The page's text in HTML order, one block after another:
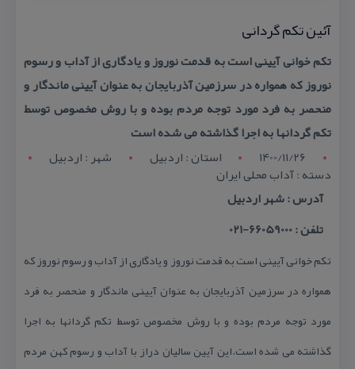
آئین تكم گردانی
تكم خوانی آیینی است به قدمت نوروز و یادگاری از آداب و رسوم
نوروز كه همواره در سرزمین آذربایجان به عنوان آیینی ماندگار و
منحصر به فرد مورد توجه مردم بوده و با روش مخصوص توسط
تكم گردانها به اجرا گذاشته می شده است
1400/11/26
استان : اردبيل شهر : اردبيل
دسته : آداب محلی ایران
آدرس : شهر اردبیل
تلفن : 66059000-021
تكم خوانی آیینی است به قدمت نوروز و یادگاری از آداب و رسوم نوروز كه
همواره در سرزمین آذربایجان به عنوان آیینی ماندگار و منحصر به فرد
مورد توجه مردم بوده و با روش مخصوص توسط تكم گردانها به اجرا
گذاشته می شده است.این آیین سالیان دراز با آداب و رسوم كهن مردم